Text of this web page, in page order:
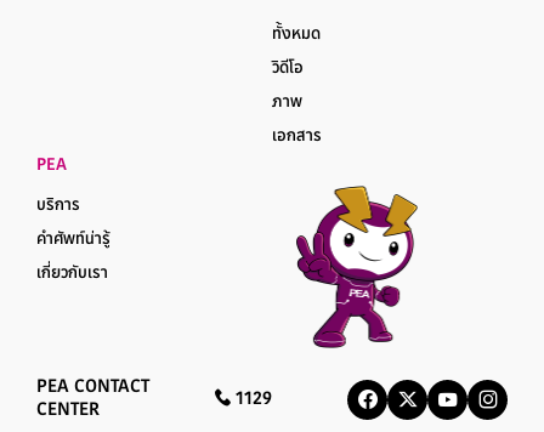
ทั้งหมด
วิดีโอ
ภาพ
เอกสาร
PEA
บริการ
คำศัพท์น่ารู้
เกี่ยวกับเรา
PEA CONTACT
CENTER
1129